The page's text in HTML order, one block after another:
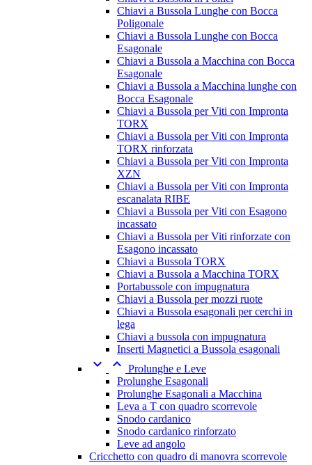
Chiavi a Bussola Lunghe con Bocca
Poligonale
Chiavi a Bussola Lunghe con Bocca
Esagonale
Chiavi a Bussola a Macchina con Bocca
Esagonale
Chiavi a Bussola a Macchina lunghe con
Bocca Esagonale
Chiavi a Bussola per Viti con Impronta
TORX
Chiavi a Bussola per Viti con Impronta
TORX rinforzata
Chiavi a Bussola per Viti con Impronta
XZN
Chiavi a Bussola per Viti con Impronta
escanalata RIBE
Chiavi a Bussola per Viti con Esagono
incassato
Chiavi a Bussola per Viti rinforzate con
Esagono incassato
Chiavi a Bussola TORX
Chiavi a Bussola a Macchina TORX
Portabussole con impugnatura
Chiavi a Bussola per mozzi ruote
Chiavi a Bussola esagonali per cerchi in
lega
Chiavi a bussola con impugnatura
Inserti Magnetici a Bussola esagonali
  Prolunghe e Leve
Prolunghe Esagonali
Prolunghe Esagonali a Macchina
Leva a T con quadro scorrevole
Snodo cardanico
Snodo cardanico rinforzato
Leve ad angolo
Cricchetto con quadro di manovra scorrevole